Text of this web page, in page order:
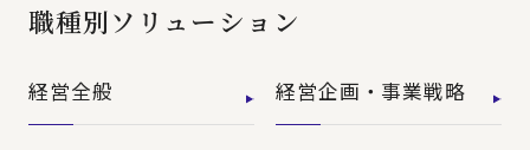
職種別ソリューション
経営全般 経営企画・事業戦略